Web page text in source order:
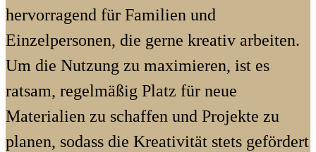
hervorragend für Familien und
Einzelpersonen, die gerne kreativ arbeiten.
Um die Nutzung zu maximieren, ist es
ratsam, regelmäßig Platz für neue
Materialien zu schaffen und Projekte zu
planen, sodass die Kreativität stets gefördert